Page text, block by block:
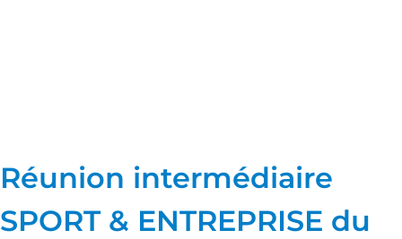
Réunion intermédiaire
SPORT & ENTREPRISE du